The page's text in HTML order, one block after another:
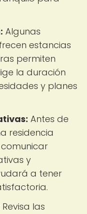
Algunas
estancias
permiten
la duración
y planes
Antes de
residencia
y
a tener
Revisa las